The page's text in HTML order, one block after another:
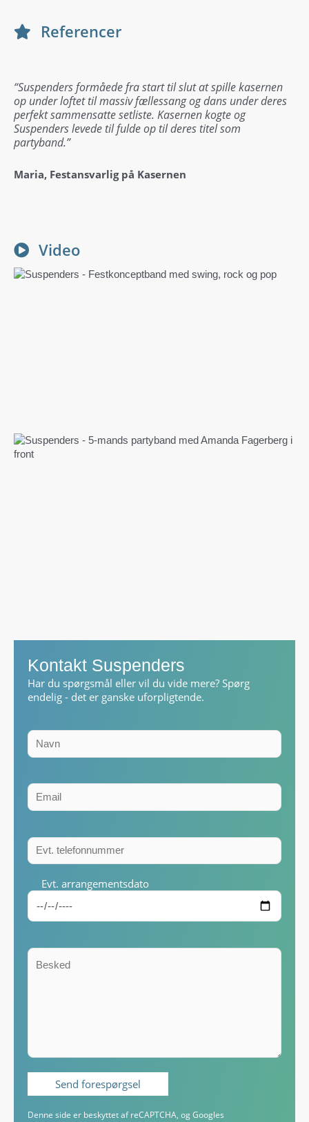
Referencer
“Suspenders formåede fra start til slut at spille kasernen
op under loftet til massiv fællessang og dans under deres
perfekt sammensatte setliste. Kasernen kogte og
Suspenders levede til fulde op til deres titel som
partyband.”
Maria, Festansvarlig på Kasernen
Video
Kontakt Suspenders
Har du spørgsmål eller vil du vide mere? Spørg
endelig - det er ganske uforpligtende.
Evt. arrangementsdato
Denne side er beskyttet af reCAPTCHA, og Googles